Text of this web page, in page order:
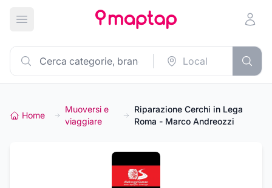
Apri menu principale
Home
Muoversi e
viaggiare
Riparazione Cerchi in Lega
Roma - Marco Andreozzi